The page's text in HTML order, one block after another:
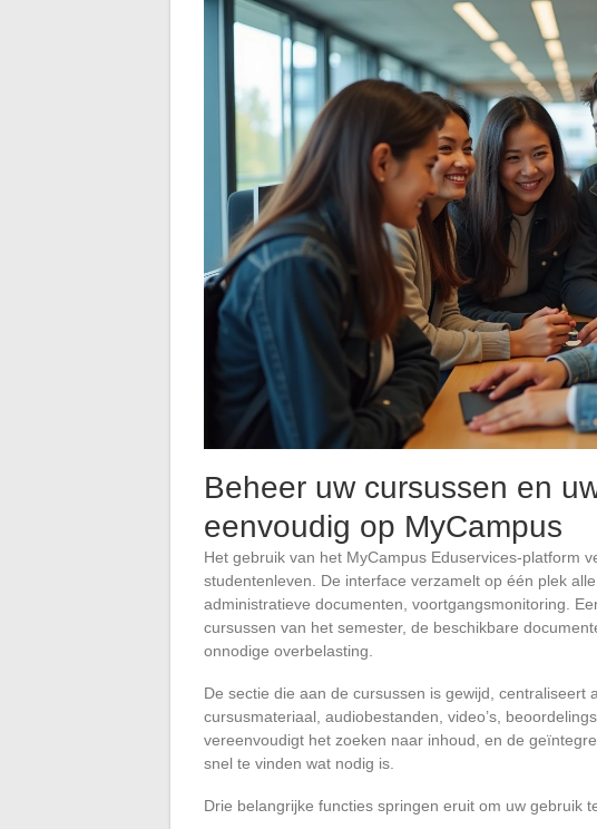
Beheer uw cursussen en
eenvoudig op MyCampus
Het gebruik van het MyCampus Eduservices-platform
studentenleven. De interface verzamelt op één plek
administratieve documenten, voortgangsmonitoring.
cursussen van het semester, de beschikbare
onnodige overbelasting.
De sectie die aan de cursussen is gewijd, centraliseert
cursusmateriaal, audiobestanden, video’s,
vereenvoudigt het zoeken naar inhoud, en de
snel te vinden wat nodig is.
Drie belangrijke functies springen eruit om uw gebruik